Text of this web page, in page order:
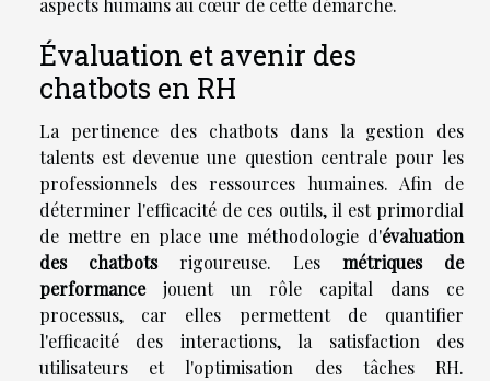
aspects humains au cœur de cette démarche.
Évaluation et avenir des
chatbots en RH
La pertinence des chatbots dans la gestion des
talents est devenue une question centrale pour les
professionnels des ressources humaines. Afin de
déterminer l'efficacité de ces outils, il est primordial
de mettre en place une méthodologie d'évaluation
des chatbotsrigoureuse. Les métriques de
performancejouent un rôle capital dans ce
processus, car elles permettent de quantifier
l'efficacité des interactions, la satisfaction des
utilisateurs et l'optimisation des tâches RH.